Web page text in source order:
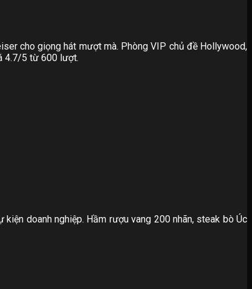
cho giọng hát mượt mà. Phòng VIP chủ đề Hollywood,
4.7/5 từ 600 lượt.
doanh nghiệp. Hầm rượu vang 200 nhãn, steak bò Úc